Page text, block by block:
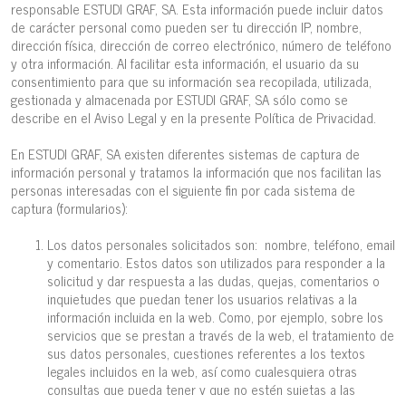
responsable ESTUDI GRAF, SA. Esta información puede incluir datos
de carácter personal como pueden ser tu dirección IP, nombre,
dirección física, dirección de correo electrónico, número de teléfono
y otra información. Al facilitar esta información, el usuario da su
consentimiento para que su información sea recopilada, utilizada,
gestionada y almacenada por ESTUDI GRAF, SA sólo como se
describe en el Aviso Legal y en la presente Política de Privacidad.
En ESTUDI GRAF, SA existen diferentes sistemas de captura de
información personal y tratamos la información que nos facilitan las
personas interesadas con el siguiente fin por cada sistema de
captura (formularios):
Los datos personales solicitados son: nombre, teléfono, email
y comentario. Estos datos son utilizados para responder a la
solicitud y dar respuesta a las dudas, quejas, comentarios o
inquietudes que puedan tener los usuarios relativas a la
información incluida en la web. Como, por ejemplo, sobre los
servicios que se prestan a través de la web, el tratamiento de
sus datos personales, cuestiones referentes a los textos
legales incluidos en la web, así como cualesquiera otras
consultas que pueda tener y que no estén sujetas a las